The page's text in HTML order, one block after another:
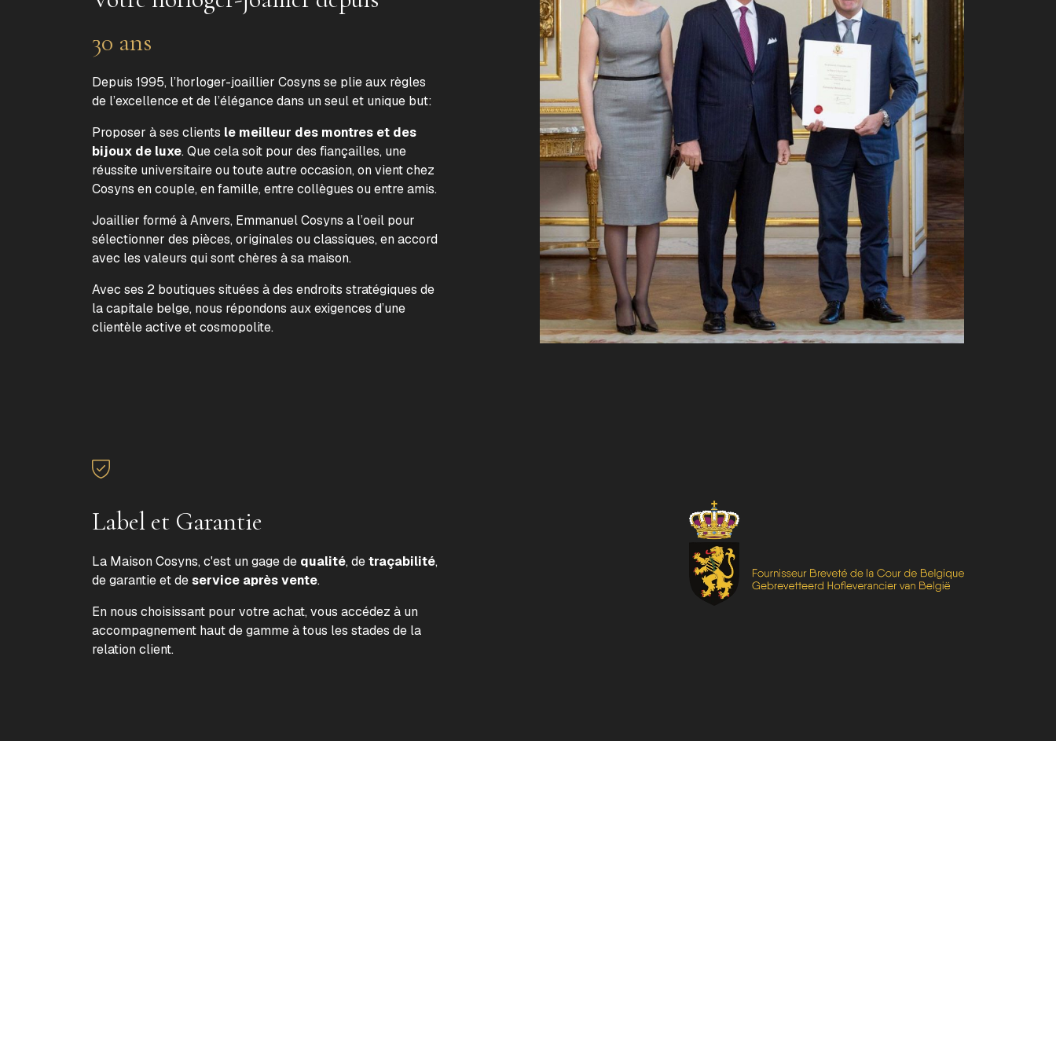
30 ans
Depuis 1995, l’horloger-joaillier Cosyns se plie aux règles
de l’excellence et de l’élégance dans un seul et unique but:
Proposer à ses clients le meilleur des montres et des
bijoux de luxe. Que cela soit pour des fiançailles, une
réussite universitaire ou toute autre occasion, on vient chez
Cosyns en couple, en famille, entre collègues ou entre amis.
Joaillier formé à Anvers, Emmanuel Cosyns a l’oeil pour
sélectionner des pièces, originales ou classiques, en accord
avec les valeurs qui sont chères à sa maison.
Avec ses 2 boutiques situées à des endroits stratégiques de
la capitale belge, nous répondons aux exigences d’une
clientèle active et cosmopolite.
Label et Garantie
La Maison Cosyns, c'est un gage de qualité, detraçabilité,
de garantie et deservice après vente.
En nous choisissant pour votre achat, vous accédez à un
accompagnement haut de gamme à tous les stades de la
relation client.